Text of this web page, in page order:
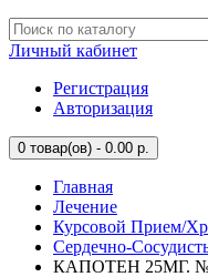
Личный кабинет
Регистрация
Авторизация
0 товар(ов) - 0.00 р.
Главная
Лечение
Курсовой Прием/
Сердечно-
КАПОТЕН 25МГ.